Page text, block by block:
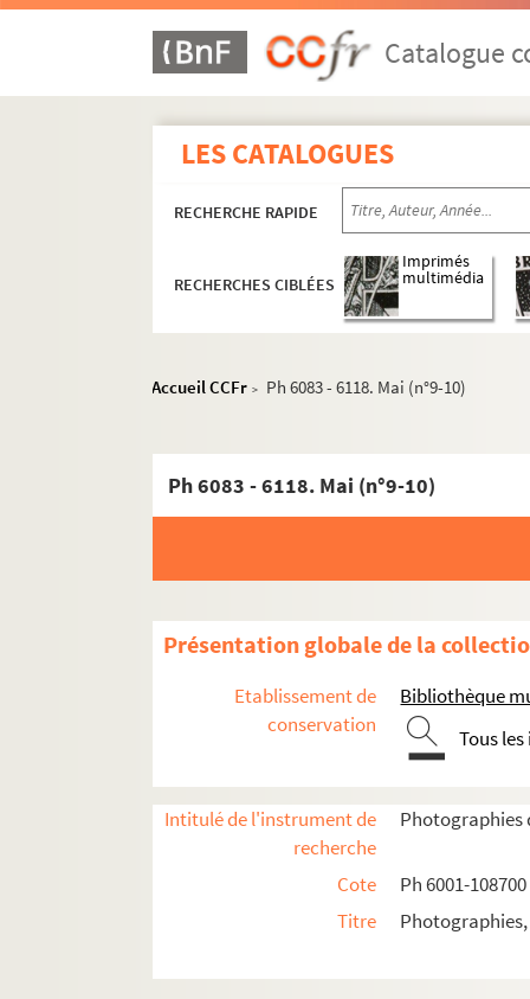
Catalogue
LES CATALOGUES
RECHERCHE RAPIDE
RECHERCHES CIBLÉES
Imprimés
multimédia
Accueil CCFr > Ph 6083 - 6118. Mai (n°9-10)
Ph 6083 - 6118. Mai (n°9-10)
Présentation globale de la
Etablissement de
conservation
Bibliothèque
Tous
Intitulé de l'instrument de
recherche
Photographies
Cote
Ph 6001-108700
Titre
1958
Ph 6001 - 6006. Mai (n°1)
Ph 6051 - 6061. Mai (n°6)